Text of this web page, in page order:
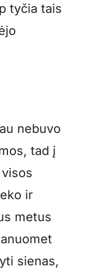
tyčia tais
nebuvo
tad į
ir
metus
sienas,